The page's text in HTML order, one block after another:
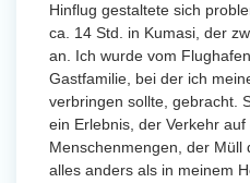
Hinflug gestaltete sich
ca. 14 Std. in Kumasi, der
an. Ich wurde vom
Gastfamilie, bei der ich
verbringen sollte, gebracht.
ein Erlebnis, der Verkehr
Menschenmengen, der
alles anders als in meinem